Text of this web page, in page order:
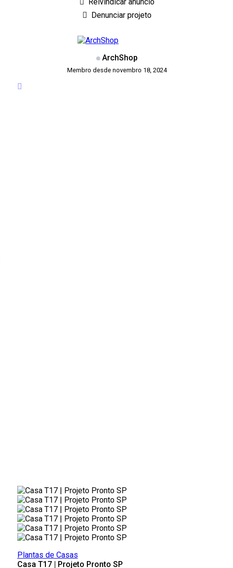
Denunciar projeto
ArchShop
Membro desde novembro 18, 2024
Plantas de Casas
Casa T17 | Projeto Pronto SP